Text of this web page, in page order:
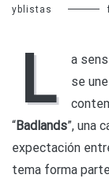
yblistas
L a
se
“Badlands”, una
expectación
tema forma